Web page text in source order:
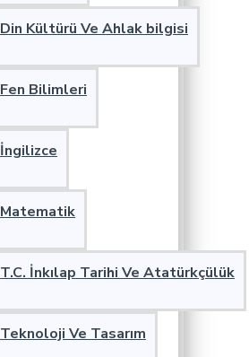
Din Kültürü Ve Ahlak bilgisi
Fen Bilimleri
İngilizce
Matematik
T.C. İnkılap Tarihi Ve Atatürkçülük
Teknoloji Ve Tasarım